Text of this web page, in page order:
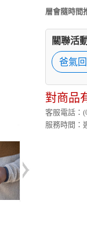
層會隨時間
關聯活
爸氣
對商品
客服電話：
服務時間：